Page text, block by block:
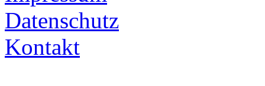
Datenschutz
Kontakt